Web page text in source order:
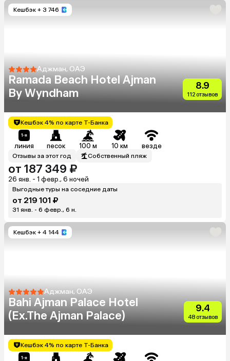
Кешбэк + 3 746
Аджман, ОАЭ
Ramada Beach Hotel Ajman
By Wyndham
8.9
112 отзывов
Кешбэк 4% по карте Т-Банка
линия песок 100 м 10 км везде
Отзывы за этот год Собственный пляж
от 187 349 ₽
26 янв. - 1 февр., 6 ночей
Выгодные туры на соседние даты
от 219 101 ₽
31 янв. - 6 февр., 6 н.
Кешбэк + 4 144
Аджман, ОАЭ
Bahi Ajman Palace Hotel
(Ex.The Ajman Palace)
9.4
48 отзывов
Кешбэк 4% по карте Т-Банка